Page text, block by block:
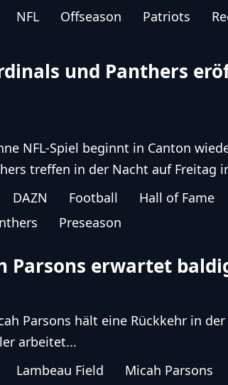
NFL Offseason Patriots
und Panthers
NFL-Spiel beginnt in Canton
treffen in der Nacht auf Freitag
DAZN Football Hall of Fame
Preseason
Parsons erwartet
Parsons hält eine Rückkehr in
arbeitet...
Lambeau Field Micah Parsons